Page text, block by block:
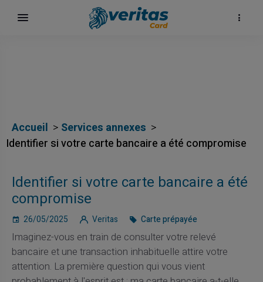
Accueil
Services annexes
Identifier si votre carte bancaire a été compromise
Identifier si votre carte bancaire a été
compromise
26/05/2025 Veritas Carte prépayée
Imaginez-vous en train de consulter votre relevé
bancaire et une transaction inhabituelle attire votre
attention. La première question qui vous vient